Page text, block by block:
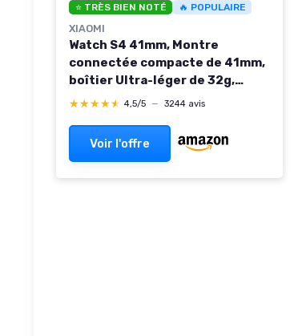
⭐ TRÈS BIEN NOTÉ 🔥 POPULAIRE
XIAOMI
Watch S4 41mm, Montre
connectée compacte de 41mm,
boîtier Ultra-léger de 32g,
prédiction du Cycle menstruel,
3, Bracelet Cuir (Blanc) Xiaomi
Watch S4 41mm One Size blanc
★★★★★
★★★★★ 4,5/5 — 3244 avis
Voir l'offre